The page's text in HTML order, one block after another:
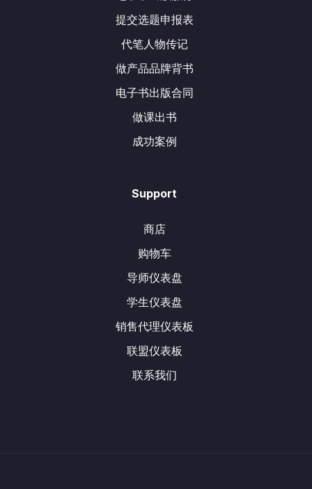
提交选题申报表
代笔人物传记
做产品品牌背书
电子书出版合同
做课出书
成功案例
Support
商店
购物车
导师仪表盘
学生仪表盘
销售代理仪表板
联盟仪表板
联系我们